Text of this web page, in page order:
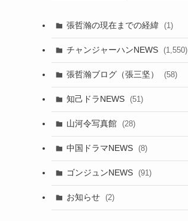
張哲瀚の現在までの経緯 (1)
チャンジャーハンNEWS (1,550)
(7)
(29)
(20)
(21)
張哲瀚ブログ（張三坚） (58)
(14)
知己ドラNEWS (51)
(42)
(5)
(1)
山河令写真館 (28)
(17)
(3)
(2)
中国ドラマNEWS (8)
(1)
(6)
ゴンジュンNEWS (91)
お知らせ (2)